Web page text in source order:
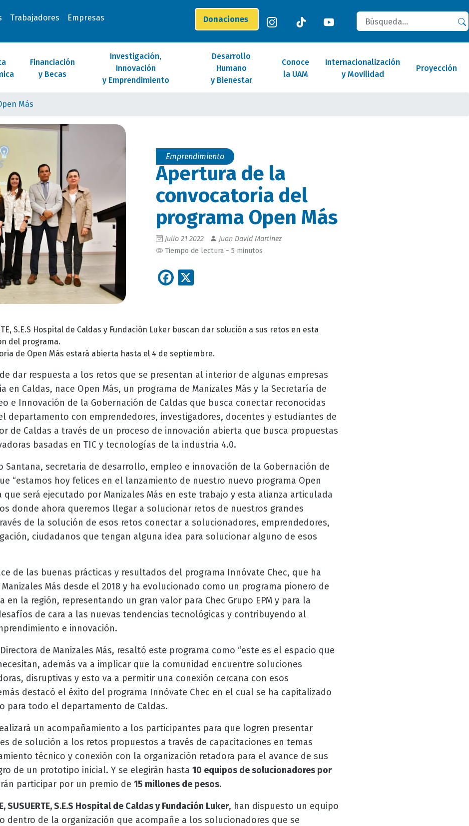
Trabajadores Empresas Donaciones
Buscar
Financiación
y Becas
Investigación,
Innovación
y Emprendimiento
Desarrollo
Humano
y Bienestar
Conoce
la UAM
Internacionalización
y Movilidad
Proyección
Más
Emprendimiento
Apertura de la
convocatoria del
programa Open Más
Julio 21 2022
Juan David Martinez
Tiempo de lectura ~ 5 minutos
Facebook
S.E.S Hospital de Caldas y Fundación Luker buscan dar solución a sus retos en esta
del programa.
de Open Más estará abierta hasta el 4 de septiembre.
dar respuesta a los retos que se presentan al interior de algunas empresas
en Caldas, nace Open Más, un programa de Manizales Más y la Secretaría de
e Innovación de la Gobernación de Caldas que busca conectar reconocidas
departamento con emprendedores, investigadores, docentes y estudiantes de
de Caldas a través de un proceso de innovación abierta que busca propuestas
basadas en TIC y tecnologías de la industria 4.0.
Santana, secretaria de desarrollo, empleo e innovación de la Gobernación de
“estamos hoy felices en el lanzamiento de nuestro nuevo programa Open
que será ejecutado por Manizales Más en este trabajo y esta alianza articulada
donde ahora queremos llegar a solucionar retos de nuestros grandes
de la solución de esos retos conectar a solucionadores, emprendedores,
ciudadanos que tengan alguna idea para solucionar alguno de esos
de las buenas prácticas y resultados del programa Innóvate Chec, que ha
Más desde el 2018 y ha evolucionado como un programa pionero de
en la región, representando un gran valor para Chec Grupo EPM y para la
de cara a las nuevas tendencias tecnológicas y contribuyendo al
e innovación.
de Manizales Más, resaltó este programa como “este es el espacio que
además va a implicar que la comunidad encuentre soluciones
disruptivas y esto va a permitir una conexión cercana con esos
destacó el éxito del programa Innóvate Chec en el cual se ha capitalizado
para todo el departamento de Caldas.
un acompañamiento a los participantes para que logren presentar
de solución a los retos propuestos a través de capacitaciones en temas
técnico y conexión con la organización retadora para el avance de sus
de un prototipo inicial. Y se elegirán hasta 10 equipos de solucionadores por
participar por un premio de 15 millones de pesos.
SUSUERTE, S.E.S Hospital de Caldas y Fundación Luker, han dispuesto un equipo
dentro de la organización que acompañe a los solucionadores que se